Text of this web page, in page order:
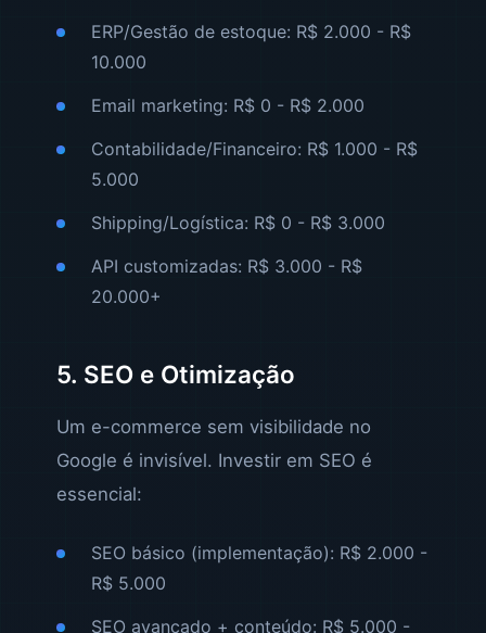
ERP/Gestão de estoque: R$ 2.000 - R$
10.000
Email marketing: R$ 0 - R$ 2.000
Contabilidade/Financeiro: R$ 1.000 - R$
5.000
Shipping/Logística: R$ 0 - R$ 3.000
API customizadas: R$ 3.000 - R$
20.000+
5. SEO e Otimização
Um e-commerce sem visibilidade no
Google é invisível. Investir em SEO é
essencial:
SEO básico (implementação): R$ 2.000 -
R$ 5.000
SEO avançado + conteúdo: R$ 5.000 -